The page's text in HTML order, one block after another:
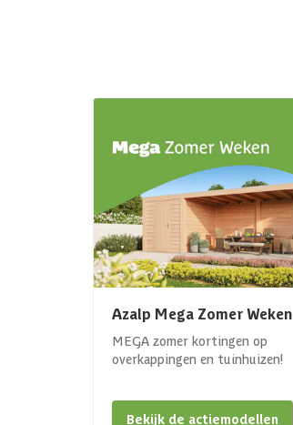
Azalp Mega Zomer Weken
MEGA zomer kortingen op
overkappingen en tuinhuizen!
Bekijk de actiemodellen